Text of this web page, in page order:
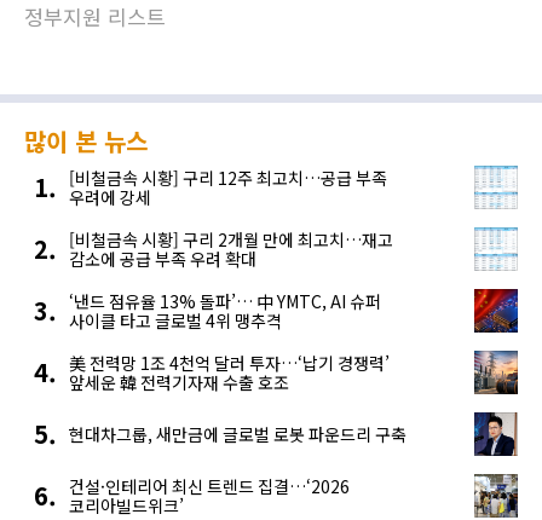
정부지원 리스트
많이 본 뉴스
[비철금속 시황] 구리 12주 최고치…공급 부족
우려에 강세
[비철금속 시황] 구리 2개월 만에 최고치…재고
감소에 공급 부족 우려 확대
‘낸드 점유율 13% 돌파’… 中 YMTC, AI 슈퍼
사이클 타고 글로벌 4위 맹추격
美 전력망 1조 4천억 달러 투자…‘납기 경쟁력’
앞세운 韓 전력기자재 수출 호조
현대차그룹, 새만금에 글로벌 로봇 파운드리 구축
건설·인테리어 최신 트렌드 집결…‘2026
코리아빌드위크’